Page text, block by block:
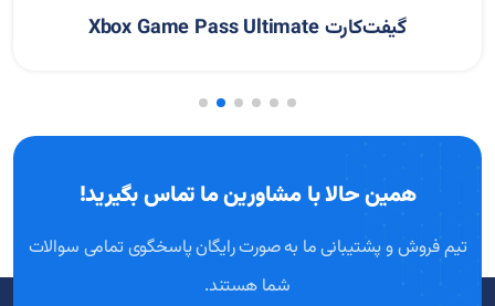
خرید بلیط اتوبوس
همین حالا با مشاورین ما تماس بگیرید!
تیم فروش و پشتیبانی ما به صورت رایگان پاسخگوی تمامی سوالات
شما هستند.